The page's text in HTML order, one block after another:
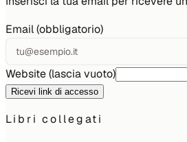
Email (obbligatorio)
Website (lascia vuoto)
Ricevi link di accesso
Libri collegati